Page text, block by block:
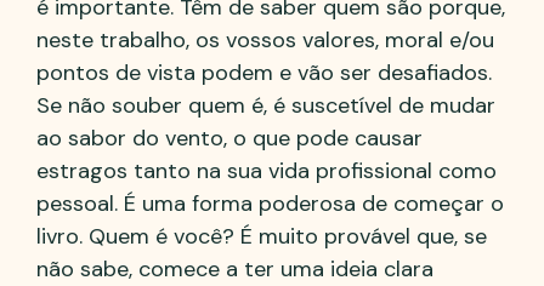
é importante. Têm de saber quem são porque,
neste trabalho, os vossos valores, moral e/ou
pontos de vista podem e vão ser desafiados.
Se não souber quem é, é suscetível de mudar
ao sabor do vento, o que pode causar
estragos tanto na sua vida profissional como
pessoal. É uma forma poderosa de começar o
livro. Quem é você? É muito provável que, se
não sabe, comece a ter uma ideia clara